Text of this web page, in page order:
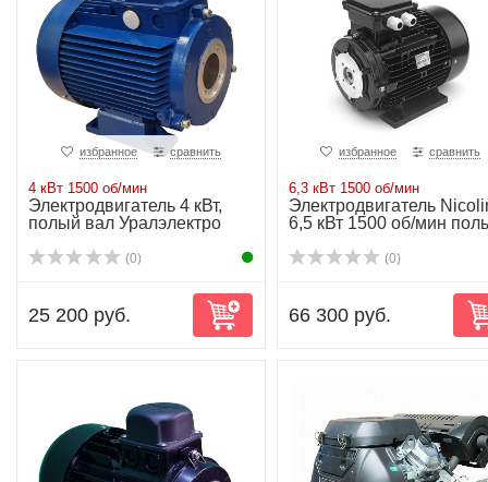
избранное сравнить
4 кВт 1500 об/мин
Электродвигатель 4 кВт,
полый вал Уралэлектро
(0)
25 200 руб.
избранное сравнить
6,3 кВт 1500 об/мин
Электродвигатель
6,5 кВт 1500 об/мин
(0)
66 300 руб.